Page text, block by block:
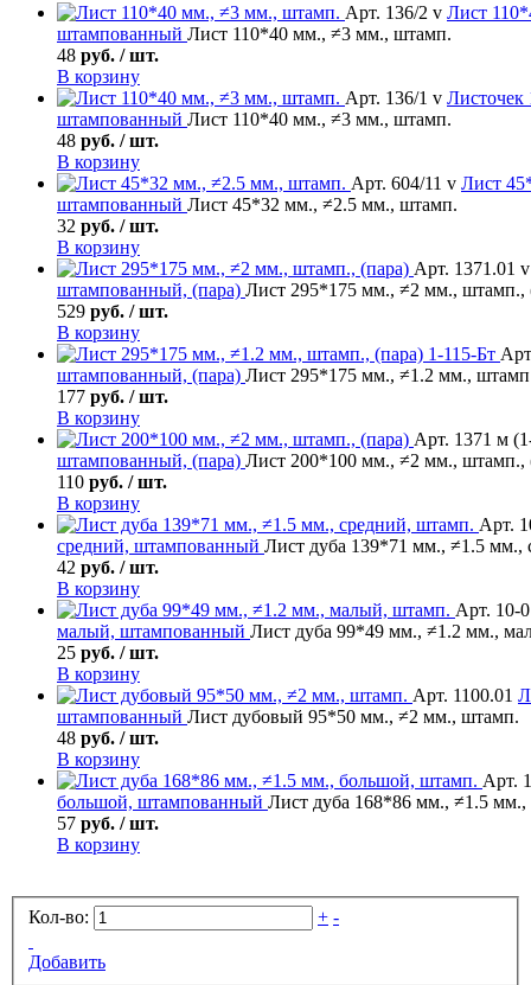
Арт. 136/2 v Лист
штампованный Лист 110*40 мм., ≠3 мм., штамп.
48 руб. / шт.
В корзину
Арт. 136/1 v Листочек
штампованный Лист 110*40 мм., ≠3 мм., штамп.
48 руб. / шт.
В корзину
Арт. 604/11 v Лист
штампованный Лист 45*32 мм., ≠2.5 мм., штамп.
32 руб. / шт.
В корзину
Арт. 1371.01 v
штампованный, (пара) Лист 295*175 мм., ≠2 мм., штамп.,
529 руб. / шт.
В корзину
штампованный, (пара) Лист 295*175 мм., ≠1.2 мм.,
177 руб. / шт.
В корзину
Арт. 1371 м
штампованный, (пара) Лист 200*100 мм., ≠2 мм., штамп.,
110 руб. / шт.
В корзину
Арт.
средний, штампованный Лист дуба 139*71 мм., ≠1.5 мм.,
42 руб. / шт.
В корзину
Арт. 10-
малый, штампованный Лист дуба 99*49 мм., ≠1.2 мм.,
25 руб. / шт.
В корзину
Арт. 1100.01
штампованный Лист дубовый 95*50 мм., ≠2 мм., штамп.
48 руб. / шт.
В корзину
Арт.
большой, штампованный Лист дуба 168*86 мм., ≠1.5
57 руб. / шт.
В корзину
Кол-во: + -
Добавить